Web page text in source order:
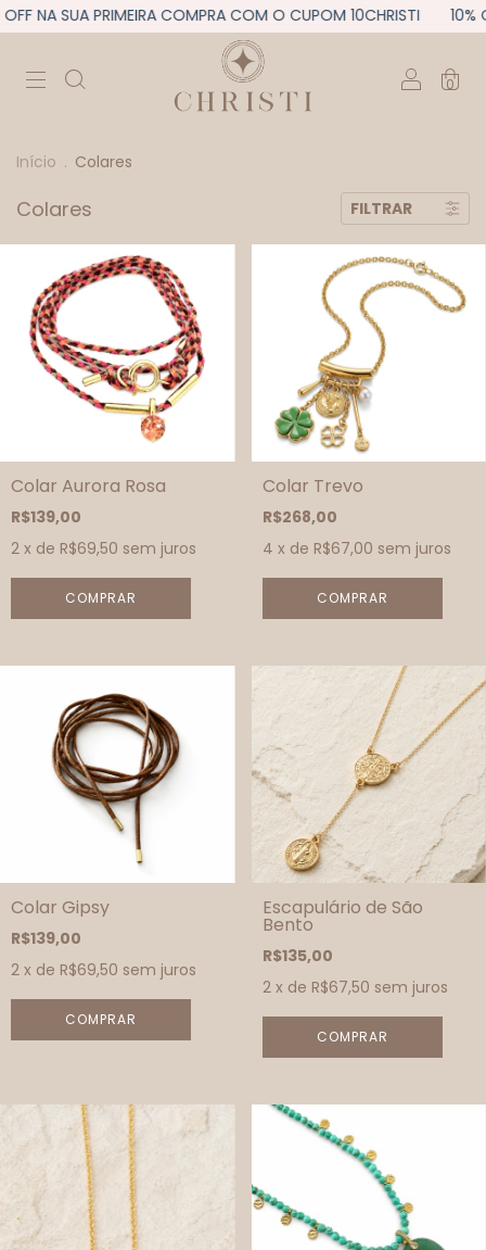
SUA PRIMEIRA COMPRA COM O CUPOM 10CHRISTI 10% OFF
0
Início . Colares
Colares FILTRAR
Colar Aurora Rosa
R$139,00
2 x de R$69,50 sem juros
Colar Trevo
R$268,00
4 x de R$67,00 sem juros
Colar Gipsy
R$139,00
2 x de R$69,50 sem juros
COMPRAR
Escapulário de São
Bento
R$135,00
2 x de R$67,50 sem juros